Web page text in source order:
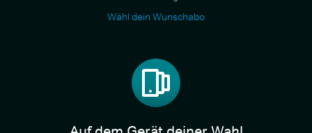
Wähl dein Wunschabo